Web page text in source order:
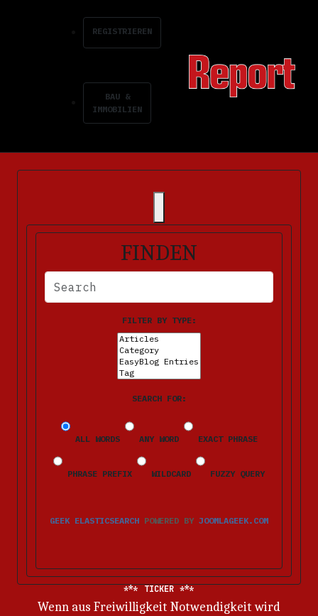
REGISTRIEREN
BAU &
IMMOBILIEN
FINDEN
BITTE FÜLLEN SIE DIE ERFORDERLICHEN FELDER AUS.
FILTER BY TYPE:
SEARCH FOR:
ALL WORDS ANY WORD EXACT PHRASE
PHRASE PREFIX WILDCARD FUZZY QUERY
GEEK ELASTICSEARCH POWERED BY JOOMLAGEEK.COM
TICKER
Was kooperative Modelle anders machen